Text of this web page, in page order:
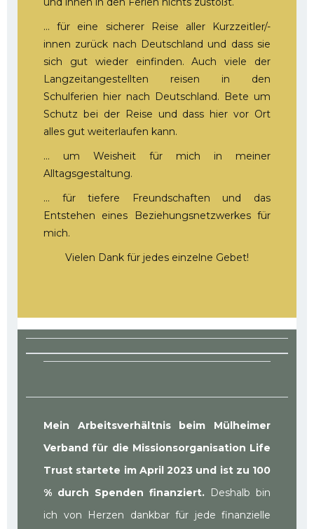
… für eine sicherer Reise aller Kurzzeitler/-
innen zurück nach Deutschland und dass sie
sich gut wieder einfinden. Auch viele der
Langzeitangestellten reisen in den
Schulferien hier nach Deutschland. Bete um
Schutz bei der Reise und dass hier vor Ort
alles gut weiterlaufen kann.
… um Weisheit für mich in meiner
Alltagsgestaltung.
… für tiefere Freundschaften und das
Entstehen eines Beziehungsnetzwerkes für
mich.
Vielen Dank für jedes einzelne Gebet!
Mein Arbeitsverhältnis beim Mülheimer
Verband für die Missionsorganisation Life
Trust startete im April 2023 und ist zu 100
% durch Spenden finanziert. Deshalb bin
ich von Herzen dankbar für jede finanzielle